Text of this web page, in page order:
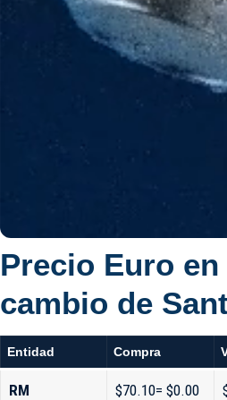
Precio Euro
cambio de
Entidad Compra
RM $70.10= $0.00